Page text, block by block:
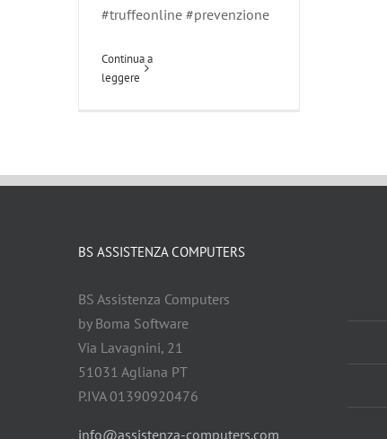
#truffeonline #prevenzione
Continua a
leggere
BS ASSISTENZA COMPUTERS
BS Assistenza Computers
by Boma Software
Via Lavagnini, 21
51031 Agliana PT
P.IVA 01390920476
info@assistenza-computers.com